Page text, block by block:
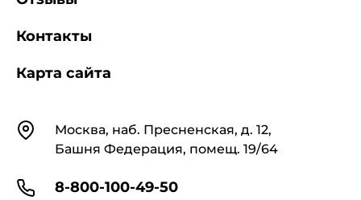
КонтактыМосква, наб. Пресненская, д. 12,
Башня Федерация, помещ. 19/64
8-800-100-49-50
Контакты
Карта сайта